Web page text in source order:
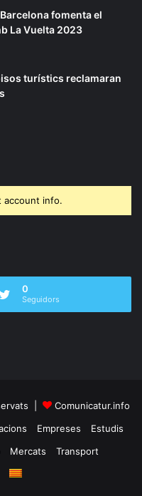
fomenta el
La Vuelta 2023
turístics reclamaran
account info.
0
Seguidors
|
Comunicatur.info
Empreses
Estudis
Mercats
Transport